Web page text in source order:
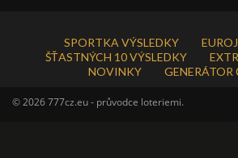
SPORTKA VÝSLEDKY
ŠŤASTNÝCH 10 VÝSLEDKY
NOVINKY
GENERÁTOR
© 2026 777cz.eu - průvodce loteriemi.